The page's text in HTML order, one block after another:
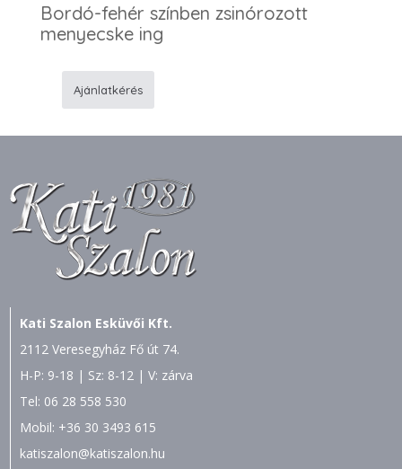
Bordó-fehér színben zsinórozott
menyecske ing
ing
Ajánlatkérés
Kati Szalon Esküvői Kft.
2112 Veresegyház Fő út 74.
H-P: 9-18 | Sz: 8-12 | V: zárva
Tel: 06 28 558 530
Mobil: +36 30 3493 615
katiszalon@katiszalon.hu